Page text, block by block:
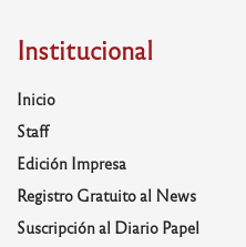
Institucional
Inicio
Staff
Edición Impresa
Registro Gratuito al News
Suscripción al Diario Papel